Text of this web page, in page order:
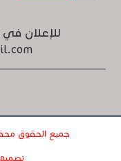
للإعلان
جميع الحقوق